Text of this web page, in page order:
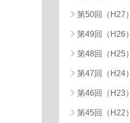
第50回（H27）
第49回（H26）
第48回（H25）
第47回（H24）
第46回（H23）
第45回（H22）